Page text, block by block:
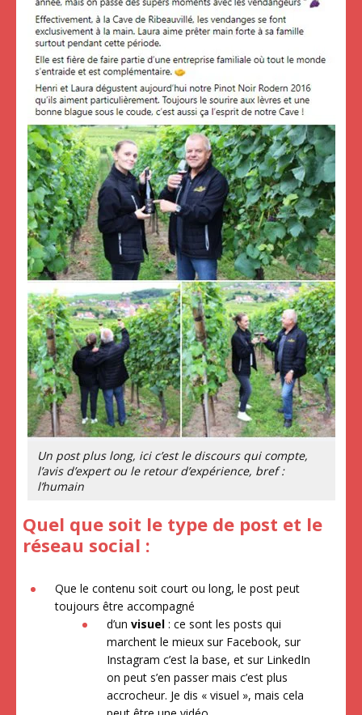
Un post plus long, ici c’est le discours qui compte,
l’avis d’expert ou le retour d’expérience, bref :
l’humain
Quel que soit le type de post et le
réseau social :
Que le contenu soit court ou long, le post peut
toujours être accompagné
d’un visuel : ce sont les posts qui
marchent le mieux sur Facebook, sur
Instagram c’est la base, et sur LinkedIn
on peut s’en passer mais c’est plus
accrocheur. Je dis « visuel », mais cela